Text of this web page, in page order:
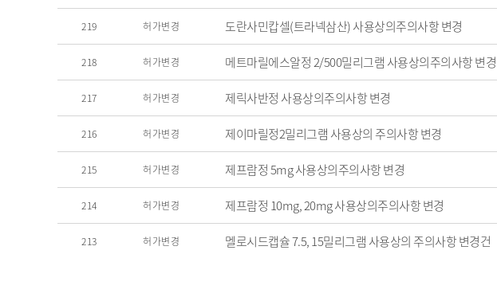
219 허가변경 도란사민캅셀(트라넥삼산) 사용상의주의사항 변경
218 허가변경 메트마릴에스알정 2/500밀리그램 사용상의주의사항 변경
217 허가변경 제릭사반정 사용상의주의사항 변경
216 허가변경 제이마릴정2밀리그램 사용상의 주의사항 변경
215 허가변경 제프람정 5mg 사용상의주의사항 변경
214 허가변경 제프람정 10mg, 20mg 사용상의주의사항 변경
213 허가변경 멜로시드캡슐 7.5, 15밀리그램 사용상의 주의사항 변경건